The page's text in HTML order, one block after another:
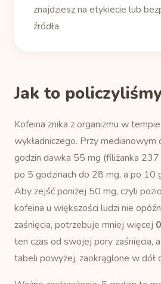
znajdziesz na etykiecie lub
źródła.
Jak to
Kofeina znika z organizmu w
wykładniczego. Przy medianowym
godzin dawka 55 mg (filiżanka
po 5 godzinach do 28 mg, a po 10
Aby zejść poniżej 50 mg, czyli
kofeina u większości ludzi nie
zaśnięcia, potrzebuje mniej więcej
ten czas od swojej pory zaśnięcia,
tabeli powyżej, zaokrąglone w dół